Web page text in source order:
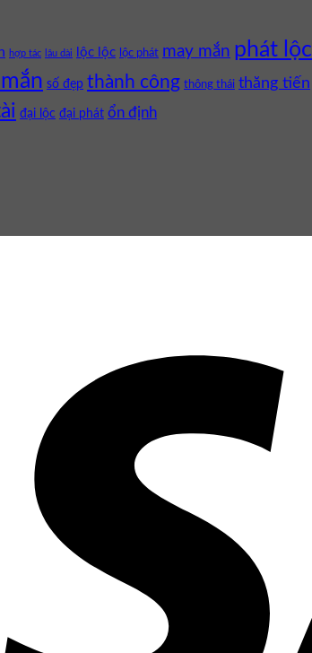
hợp tác lâu dài lộc lộc lộc phát may mắn phát lộc
số đẹp thành công thông thái thăng tiến
đại lộc đại phát ổn định